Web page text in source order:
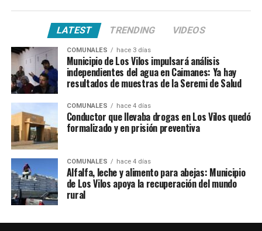
LATEST TRENDING VIDEOS
COMUNALES hace 3 días
Municipio de Los Vilos impulsará análisis
independientes del agua en Caimanes: Ya hay
resultados de muestras de la Seremi de Salud
COMUNALES hace 4 días
Conductor que llevaba drogas en Los Vilos quedó
formalizado y en prisión preventiva
COMUNALES hace 4 días
Alfalfa, leche y alimento para abejas: Municipio
de Los Vilos apoya la recuperación del mundo
rural